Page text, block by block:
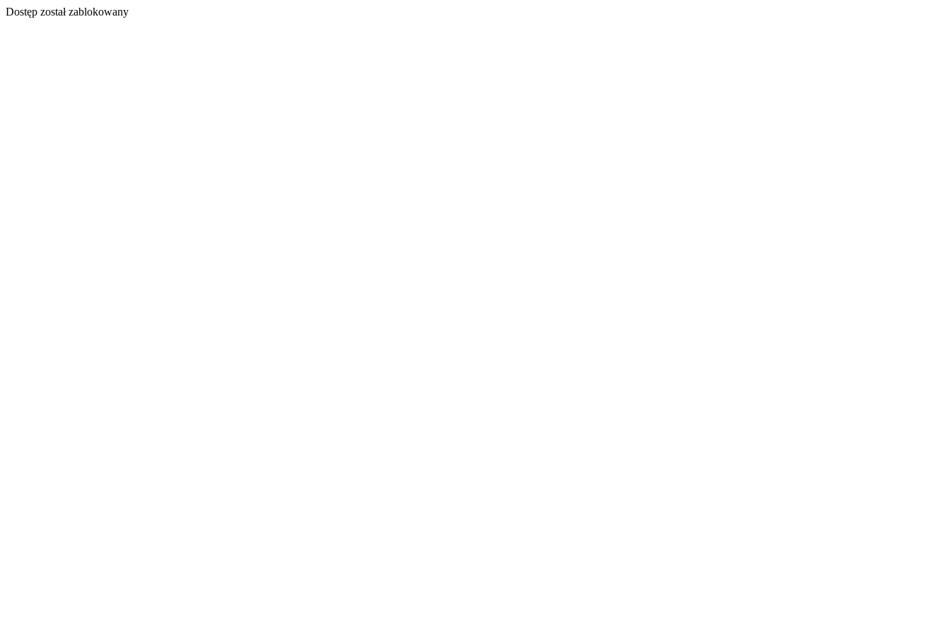
Dostęp został zablokowany